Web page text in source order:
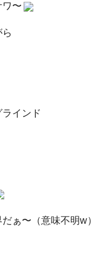
ワ〜
インド
ぁ〜（意味不明w）